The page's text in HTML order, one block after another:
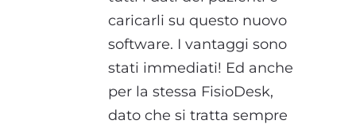
caricarli su questo nuovo
software. I vantaggi sono
stati immediati! Ed anche
per la stessa FisioDesk,
dato che si tratta sempre